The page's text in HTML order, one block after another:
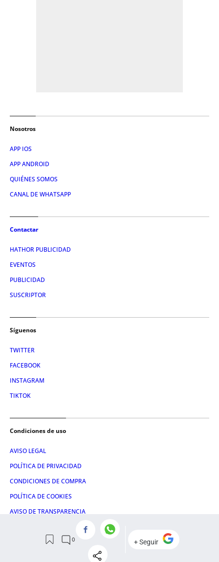
Nosotros
APP IOS
APP ANDROID
QUIÉNES SOMOS
CANAL DE WHATSAPP
Contactar
HATHOR PUBLICIDAD
EVENTOS
PUBLICIDAD
SUSCRIPTOR
Síguenos
TWITTER
FACEBOOK
INSTAGRAM
TIKTOK
Condiciones de uso
AVISO LEGAL
POLÍTICA DE PRIVACIDAD
CONDICIONES DE COMPRA
POLÍTICA DE COOKIES
AVISO DE TRANSPARENCIA